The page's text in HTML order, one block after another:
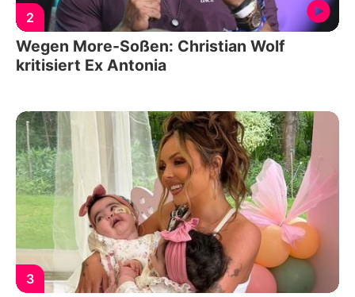
2
Wegen More-Soßen: Christian Wolf
kritisiert Ex Antonia
3